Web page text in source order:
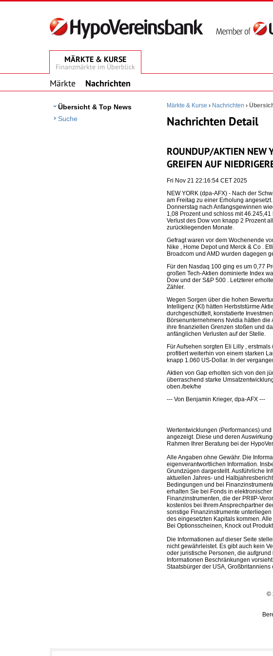
MÄRKTE & KURSE
Finanzmärkte im Überblick
Märkte Nachrichten
Übersicht & Top News
Suche
Märkte & Kurse › Nachrichten ›
Nachrichten Detail
ROUNDUP/AKTIEN NEW
GREIFEN AUF
Fri Nov 21 22:16:54 CET 2025
NEW YORK (dpa-AFX) - Nach der
am Freitag zu einer Erholung
Donnerstag nach Anfangsgewinnen
1,08 Prozent und schloss mit
Verlust des Dow von knapp 2 Prozent
zurückliegenden Monate.
Gefragt waren vor dem Wochenende
Nike , Home Depot und Merck & Co .
Broadcom und AMD wurden dagegen
Für den Nasdaq 100 ging es um 0,77
großen Tech-Aktien dominierte Index
Dow und der S&P 500 . Letzterer
Zähler.
Wegen Sorgen über die hohen
Intelligenz (KI) hätten Herbststürme
durchgeschüttelt, konstatierte
Börsenunternehmens Nvidia hätten die
ihre finanziellen Grenzen stoßen und
anfänglichen Verlusten auf der Stelle.
Für Aufsehen sorgten Eli Lilly ,
profitiert weiterhin von einem starken
knapp 1.060 US-Dollar. In der
Aktien von Gap erholten sich von den
überraschend starke
oben./bek/he
--- Von Benjamin Krieger, dpa-AFX ---
Wertentwicklungen (Performances)
angezeigt. Diese und deren
Rahmen Ihrer Beratung bei der
Alle Angaben ohne Gewähr. Die
eigenverantwortlichen Information.
Grundzügen dargestellt. Ausführliche
aktuellen Jahres- und
Bedingungen und bei
erhalten Sie bei Fonds in
Finanzinstrumenten, die der PRIIP-
kostenlos bei Ihrem Ansprechpartner
sonstige Finanzinstrumente
des eingesetzten Kapitals kommen.
Bei Optionsscheinen, Knock out
Die Informationen auf dieser Seite
nicht gewährleistet. Es gibt auch kein
oder juristische Personen, die
Informationen Beschränkungen
Staatsbürger der USA,
©